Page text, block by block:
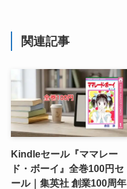
関連記事
Kindleセール『ママレー
ド・ボーイ』全巻100円セ
ール｜集英社 創業100周年